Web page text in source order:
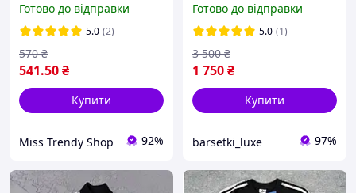
коміром
Готово до відправки
5.0 (2)
541.50₴
570 ₴
Купити
Miss Trendy Shop 92%
Ральф Лорен телла Кофта
олд мані поло чорна
тепла S-XL
Готово до відправки
5.0 (1)
1 750₴
3 500 ₴
Купити
barsetki_luxe 97%